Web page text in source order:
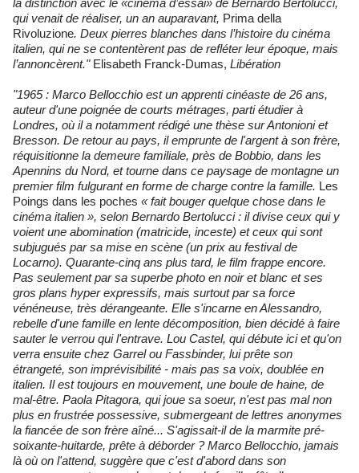
la distinction avec le «cinéma d’essai» de Bernardo Bertolucci,
qui venait de réaliser, un an auparavant, Prima della
Rivoluzione. Deux pierres blanches dans l’histoire du cinéma
italien, qui ne se contentèrent pas de refléter leur époque, mais
l’annoncèrent." Elisabeth Franck-Dumas, Libération
"1965 : Marco Bellocchio est un apprenti cinéaste de 26 ans,
auteur d'une poignée de courts métrages, parti étudier à
Londres, où il a notamment rédigé une thèse sur Antonioni et
Bresson. De retour au pays, il emprunte de l'argent à son frère,
réquisitionne la demeure familiale, près de Bobbio, dans les
Apennins du Nord, et tourne dans ce paysage de montagne un
premier film fulgurant en forme de charge contre la famille. Les
Poings dans les poches « fait bouger quelque chose dans le
cinéma italien », selon Bernardo Bertolucci : il divise ceux qui y
voient une abomination (matricide, inceste) et ceux qui sont
subjugués par sa mise en scène (un prix au festival de
Locarno). Quarante-cinq ans plus tard, le film frappe encore.
Pas seulement par sa superbe photo en noir et blanc et ses
gros plans hyper expressifs, mais surtout par sa force
vénéneuse, très dérangeante. Elle s'incarne en Alessandro,
rebelle d'une famille en lente décomposition, bien décidé à faire
sauter le verrou qui l'entrave. Lou Castel, qui débute ici et qu'on
verra ensuite chez Garrel ou Fassbinder, lui prête son
étrangeté, son imprévisibilité - mais pas sa voix, doublée en
italien. Il est toujours en mouvement, une boule de haine, de
mal-être. Paola Pitagora, qui joue sa soeur, n'est pas mal non
plus en frustrée possessive, submergeant de lettres anonymes
la fiancée de son frère aîné... S'agissait-il de la marmite pré-
soixante-huitarde, prête à déborder ? Marco Bellocchio, jamais
là où on l'attend, suggère que c'est d'abord dans son